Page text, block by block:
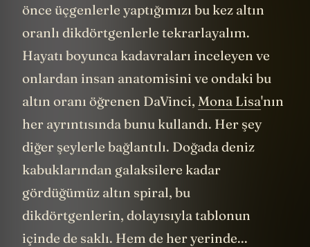
önce üçgenlerle yaptığımızı bu kez altın
oranlı dikdörtgenlerle tekrarlayalım.
Hayatı boyunca kadavraları inceleyen ve
onlardan insan anatomisini ve ondaki bu
altın oranı öğrenen DaVinci, Mona Lisa'nın
her ayrıntısında bunu kullandı. Her şey
diğer şeylerle bağlantılı. Doğada deniz
kabuklarından galaksilere kadar
gördüğümüz altın spiral, bu
dikdörtgenlerin, dolayısıyla tablonun
içinde de saklı. Hem de her yerinde...